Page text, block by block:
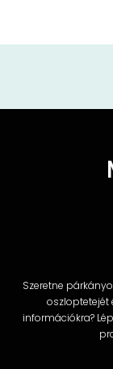
Szeretne
oszloptetejét
információkra?